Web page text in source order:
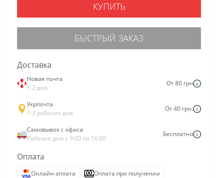
КУПИТЬ
БЫСТРЫЙ ЗАКАЗ
Доставка
Новая почта
1-2 дня
От 80 грн
Укрпочта
1-3 рабочих дня
От 40 грн.
Самовывоз с офиса
Рабочие дни с 9:00 по 16:00
Бесплатно
Оплата
Онлайн оплата
Оплата при получении